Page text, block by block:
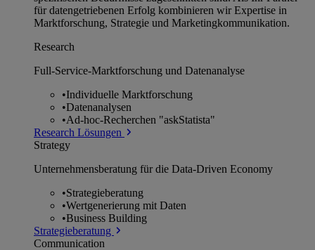
für datengetriebenen Erfolg kombinieren wir Expertise in
Marktforschung, Strategie und Marketingkommunikation.
Research
Full-Service-Marktforschung und Datenanalyse
•Individuelle Marktforschung
•Datenanalysen
•Ad-hoc-Recherchen "askStatista"
Research Lösungen
Strategy
Unternehmens­beratung für die Data-Driven Economy
•Strategieberatung
•Wertgenerierung mit Daten
•Business Building
Strategieberatung
Communication